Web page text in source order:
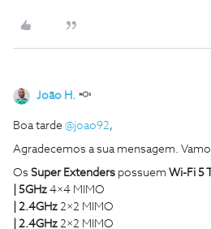
João H.
Boa tarde @joao92,
Agradecemos a sua mensagem.
Os Super Extenders possuem Wi-Fi 5
5GHz 4×4 MIMO
2.4GHz 2×2 MIMO
2.4GHz 2×2 MIMO